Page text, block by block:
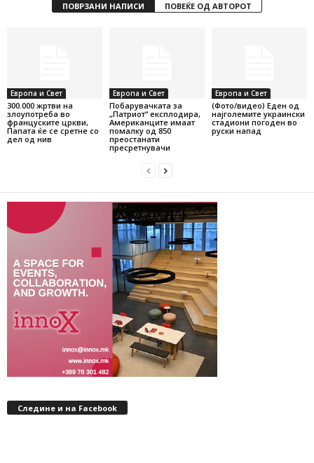
ПОВРЗАНИ НАПИСИ ПОВЕЌЕ ОД АВТОРОТ
Европа и Свет
300.000 жртви на
злоупотреба во
француските цркви,
Папата ќе се сретне со
дел од нив
Европа и Свет
Побарувачката за
„Патриот“ експлодира,
Американците имаат
помалку од 850
преостанати
пресретнувачи
Европа и Свет
(Фото/видео) Еден од
најголемите украински
стадиони погоден во
руски напад
Следине и на Facebook